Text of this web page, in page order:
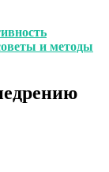
и методы